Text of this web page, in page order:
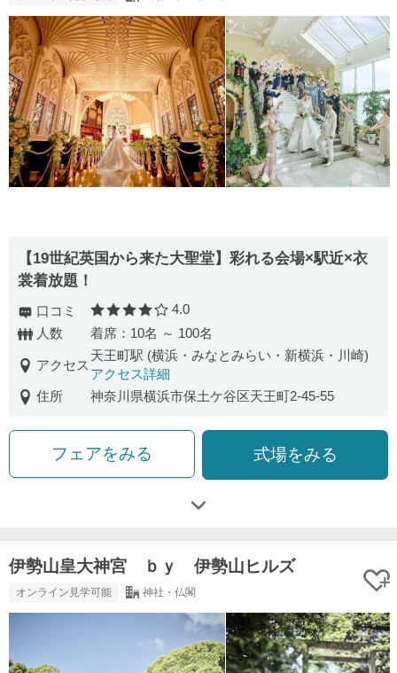
【19世紀英国から来た大聖堂】彩れる会場×駅近×衣
裳着放題！
口コミ 口コミ評価
4.0
人数
着席：10名 ～ 100名
アクセス
天王町駅 (横浜・みなとみらい・新横浜・川崎)
アクセス詳細
住所
神奈川県横浜市保土ケ谷区天王町2-45-55
フェアをみる 式場をみる
伊勢山皇大神宮 ｂｙ 伊勢山ヒルズ
オンライン見学可能 神社・仏閣